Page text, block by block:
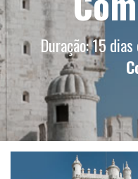
Duração: 15